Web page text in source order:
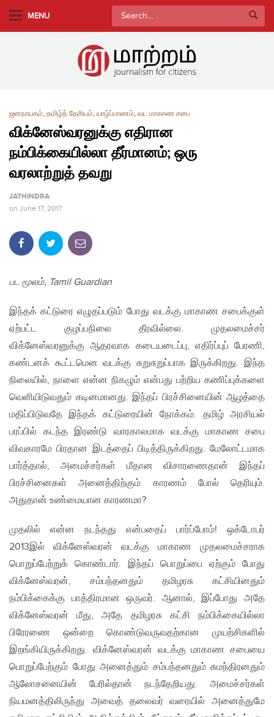
MENU
Search
for:
ஜனநாயகம், தமிழ்த் தேசியம், யாழ்ப்பாணம், வட மாகாண சபை
விக்னேஸ்வரனுக்கு எதிரான
நம்பிக்கையில்லா தீர்மானம்; ஒரு
வரலாற்றுத் தவறு
JATHINDRA
on June 17, 2017
பட மூலம், Tamil Guardian
இந்தக் கட்டுரை எழுதப்படும் போது வடக்கு மாகாண சபைக்குள்
ஏற்பட்ட குழப்பநிலை தீரவில்லை. முதலமைச்சர்
விக்னேஸ்வரனுக்கு ஆதரவாக கடையடைப்பு, எதிர்ப்புப் பேரணி,
கண்டனக் கூட்டமென வடக்கு சுறுசுறுப்பாக இருக்கிறது. இந்த
நிலையில், நாளை என்ன நிகழும் என்பது பற்றிய கணிப்புக்களை
வெளியிடுவதும் கடினமானது. இந்தப் பிரச்சினையின் ஆழத்தை
மதிப்பிடுவதே இந்தக் கட்டுரையின் நோக்கம். தமிழ் அரசியல்
பரப்பில் கடந்த இரண்டு வாரகாலமாக வடக்கு மாகாண சபை
விவகாரமே பிரதான இடத்தைப் பிடித்திருக்கிறது. மேலோட்டமாக
பார்த்தால், அமைச்சர்கள் மீதான விசாரணைதான் இந்தப்
பிரச்சினைகள் அனைத்திற்கும் காரணம் போல் தெரியும்.
அதுதான் உண்மையான காரணமா?
முதலில் என்ன நடந்தது என்பதைப் பார்ப்போம்! ஒக்டோபர்
2013இல் விக்னேஸ்வரன் வடக்கு மாகாண முதலமைச்சராக
பொறுப்பேற்றுக் கொண்டார். இந்தப் பொறுப்பை ஏற்கும் போது
விக்னேஸ்வரன், சம்பந்தனதும் தமிழரசு கட்சியினதும்
நம்பிக்கைக்கு பாத்திரமான ஒருவர். ஆனால், இப்போது அதே
விக்னேஸ்வரன் மீது, அதே தமிழரசு கட்சி நம்பிக்கையில்லா
பிரேரணை ஒன்றை கொண்டுவருவதற்கான முயற்சிகளில்
இறங்கியிருக்கிறது. விக்னேஸ்வரன் வடக்கு மாகாண சபையை
பொறுப்பேற்கும் போது அனைத்தும் சம்பந்தனதும் சுமந்திரனதும்
ஆலோசனையின் பேரில்தான் நடந்தேறியது. அமைச்சர்கள்
நியமனத்திலிருந்து அவைத் தலைவர் வரையில் அனைத்துமே